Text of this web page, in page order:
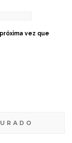
vez que